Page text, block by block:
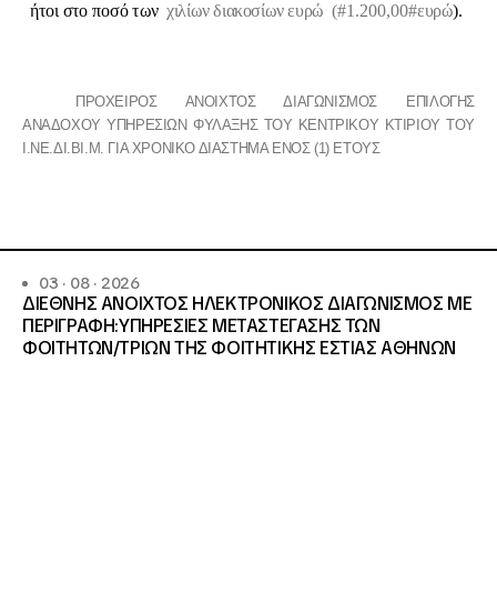
ήτοι στο ποσότων χιλίων διακοσίων ευρώ (#1.200,00#ευρώ).
ΠΡΟΧΕΙΡΟΣ ΑΝΟΙΧΤΟΣ ΔΙΑΓΩΝΙΣΜΟΣ ΕΠΙΛΟΓΗΣ
ΑΝΑΔΟΧΟΥ ΥΠΗΡΕΣΙΩΝ ΦΥΛΑΞΗΣ ΤΟΥ ΚΕΝΤΡΙΚΟΥ ΚΤΙΡΙΟΥ ΤΟΥ
Ι.ΝΕ.ΔΙ.ΒΙ.Μ. ΓΙΑ ΧΡΟΝΙΚΟ ΔΙΑΣΤΗΜΑ ΕΝΟΣ (1) ΕΤΟΥΣ
03 · 08 · 2026
ΔΙΕΘΝΗΣ ΑΝΟΙΧΤΟΣ ΗΛΕΚΤΡΟΝΙΚΟΣ ΔΙΑΓΩΝΙΣΜΟΣ ΜΕ
ΠΕΡΙΓΡΑΦΗ:ΥΠΗΡΕΣΙΕΣ METAΣΤΕΓΑΣΗΣ ΤΩΝ
ΦΟΙΤΗΤΩΝ/ΤΡΙΩΝ ΤΗΣ ΦΟΙΤΗΤΙΚΗΣ ΕΣΤΙΑΣ ΑΘΗΝΩΝ